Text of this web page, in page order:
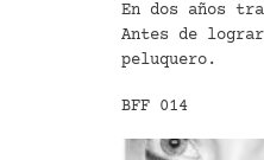
En dos años
Antes de
peluquero.
BFF 014